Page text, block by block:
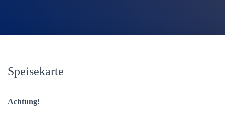
Speisekarte
Achtung!